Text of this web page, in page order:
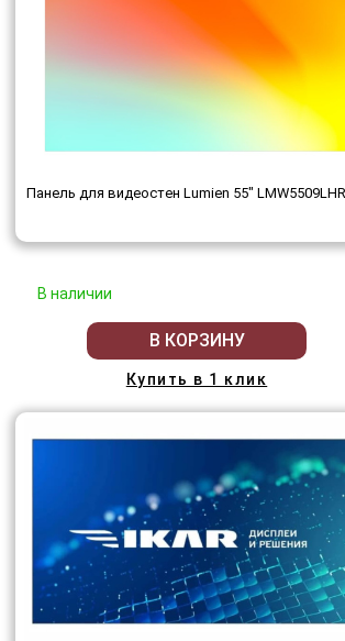
Панель для видеостен Lumien 55"
В наличии
В КОРЗИНУ
Купить в 1 клик